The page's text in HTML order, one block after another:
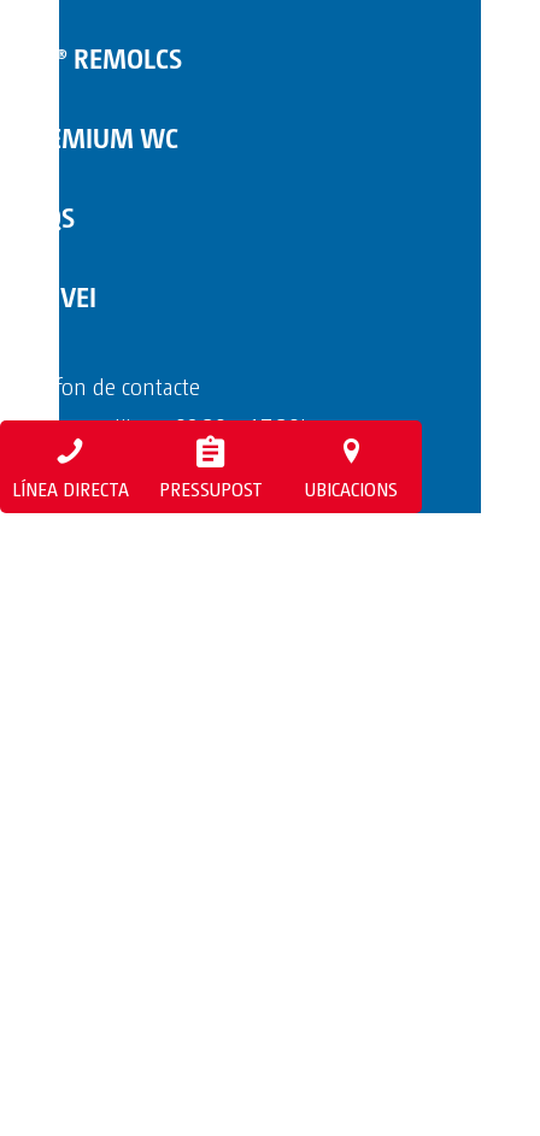
LÍNEA DIRECTA PRESSUPOST UBICACIONS
TOI® REMOLCS
PREMIUM WC
FAQS
SERVEI
Telèfon de contacte
Dilluns a dijous: 08:30 - 17:30h
Divendres: 08:30 - 15:00h
+376 840 046